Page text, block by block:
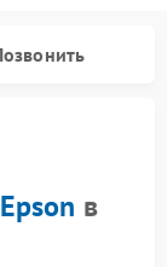
Epson в